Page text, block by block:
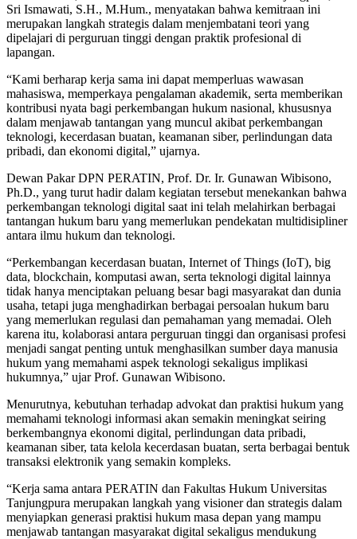
Sri Ismawati, S.H., M.Hum., menyatakan bahwa kemitraan ini
merupakan langkah strategis dalam menjembatani teori yang
dipelajari di perguruan tinggi dengan praktik profesional di
lapangan.
“Kami berharap kerja sama ini dapat memperluas wawasan
mahasiswa, memperkaya pengalaman akademik, serta memberikan
kontribusi nyata bagi perkembangan hukum nasional, khususnya
dalam menjawab tantangan yang muncul akibat perkembangan
teknologi, kecerdasan buatan, keamanan siber, perlindungan data
pribadi, dan ekonomi digital,” ujarnya.
Dewan Pakar DPN PERATIN, Prof. Dr. Ir. Gunawan Wibisono,
Ph.D., yang turut hadir dalam kegiatan tersebut menekankan bahwa
perkembangan teknologi digital saat ini telah melahirkan berbagai
tantangan hukum baru yang memerlukan pendekatan multidisipliner
antara ilmu hukum dan teknologi.
“Perkembangan kecerdasan buatan, Internet of Things (IoT), big
data, blockchain, komputasi awan, serta teknologi digital lainnya
tidak hanya menciptakan peluang besar bagi masyarakat dan dunia
usaha, tetapi juga menghadirkan berbagai persoalan hukum baru
yang memerlukan regulasi dan pemahaman yang memadai. Oleh
karena itu, kolaborasi antara perguruan tinggi dan organisasi profesi
menjadi sangat penting untuk menghasilkan sumber daya manusia
hukum yang memahami aspek teknologi sekaligus implikasi
hukumnya,” ujar Prof. Gunawan Wibisono.
Menurutnya, kebutuhan terhadap advokat dan praktisi hukum yang
memahami teknologi informasi akan semakin meningkat seiring
berkembangnya ekonomi digital, perlindungan data pribadi,
keamanan siber, tata kelola kecerdasan buatan, serta berbagai bentuk
transaksi elektronik yang semakin kompleks.
“Kerja sama antara PERATIN dan Fakultas Hukum Universitas
Tanjungpura merupakan langkah yang visioner dan strategis dalam
menyiapkan generasi praktisi hukum masa depan yang mampu
menjawab tantangan masyarakat digital sekaligus mendukung